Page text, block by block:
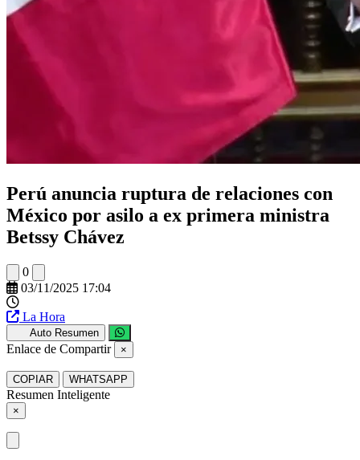
Perú anuncia ruptura de relaciones con
México por asilo a ex primera ministra
Betssy Chávez
0
03/11/2025 17:04
La Hora
Auto Resumen
Enlace de Compartir ×
COPIAR WHATSAPP
Resumen Inteligente
×